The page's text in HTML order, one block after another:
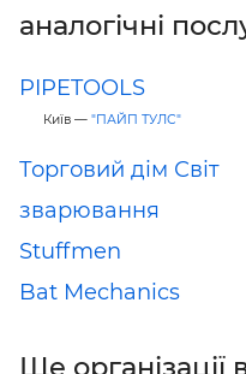
аналогічні
PIPETOOLS
Київ — "ПАЙП ТУЛС"
Торговий дім Світ
зварювання
Stuffmen
Bat Mechanics
Ще організації